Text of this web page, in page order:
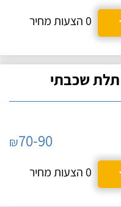
0 הצעות מחיר
שכבתי
₪70-90
0 הצעות מחיר